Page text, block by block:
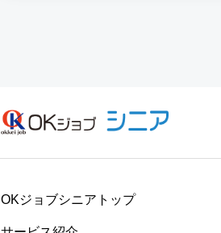
OKジョブシニアトップ